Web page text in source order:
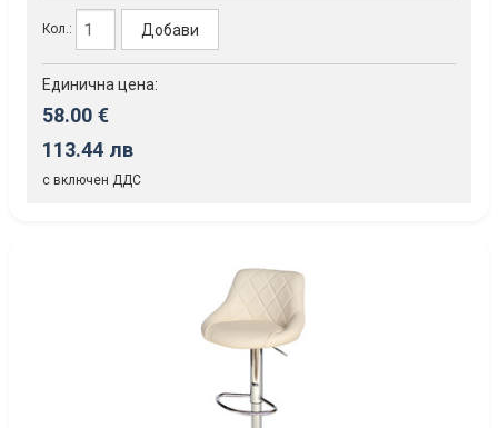
Кол.: Добави
Единична цена:
58.00 €
113.44 лв
с включен ДДС